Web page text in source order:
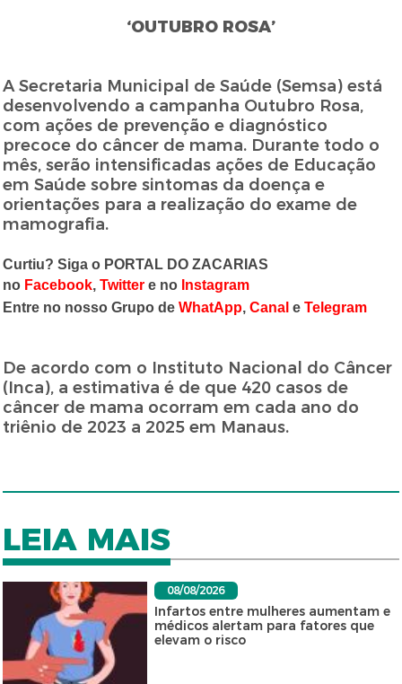
‘OUTUBRO ROSA’
A Secretaria Municipal de Saúde (Semsa) está
desenvolvendo a campanha Outubro Rosa,
com ações de prevenção e diagnóstico
precoce do câncer de mama. Durante todo o
mês, serão intensificadas ações de Educação
em Saúde sobre sintomas da doença e
orientações para a realização do exame de
mamografia.
Curtiu? Siga o PORTAL DO ZACARIAS
no Facebook,Twitter e no Instagram
Entre no nosso Grupo deWhatApp,Canal eTelegram
De acordo com o Instituto Nacional do Câncer
(Inca), a estimativa é de que 420 casos de
câncer de mama ocorram em cada ano do
triênio de 2023 a 2025 em Manaus.
LEIA MAIS
08/08/2026
Infartos entre mulheres aumentam e
médicos alertam para fatores que
elevam o risco